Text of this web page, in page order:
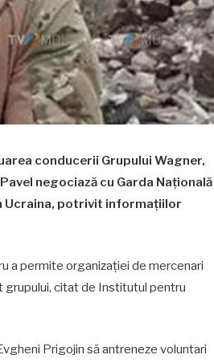
conducerii Grupului Wagner,
negociază cu Garda Națională
Ucraina, potrivit informațiilor
a permite organizației de mercenari
grupului, citat de Institutul pentru
Prigojin să antreneze voluntari